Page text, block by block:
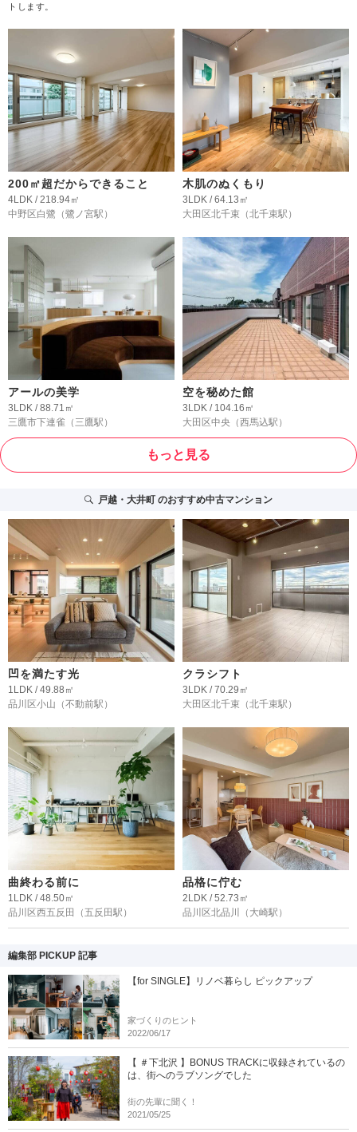
トします。
200㎡超だからできること
4LDK / 218.94㎡
中野区白鷺 （鷺ノ宮駅）
木肌のぬくもり
3LDK / 64.13㎡
大田区北千束 （北千束駅）
アールの美学
3LDK / 88.71㎡
三鷹市下連雀 （三鷹駅）
空を秘めた館
3LDK / 104.16㎡
大田区中央 （西馬込駅）
もっと見る
戸越・大井町のおすすめ中古マンション
凹を満たす光
1LDK / 49.88㎡
品川区小山 （不動前駅）
クラシフト
3LDK / 70.29㎡
大田区北千束 （北千束駅）
曲終わる前に
1LDK / 48.50㎡
品川区西五反田
（五反田駅）
品格に佇む
2LDK / 52.73㎡
品川区北品川
（大崎駅）
編集部 PICKUP 記事
【for SINGLE】リノベ暮らし ピックアップ
家づくりのヒント
2022/06/17
【 ＃下北沢 】BONUS TRACKに収録されているの
は、街へのラブソングでした
街の先輩に聞く！
2021/05/25